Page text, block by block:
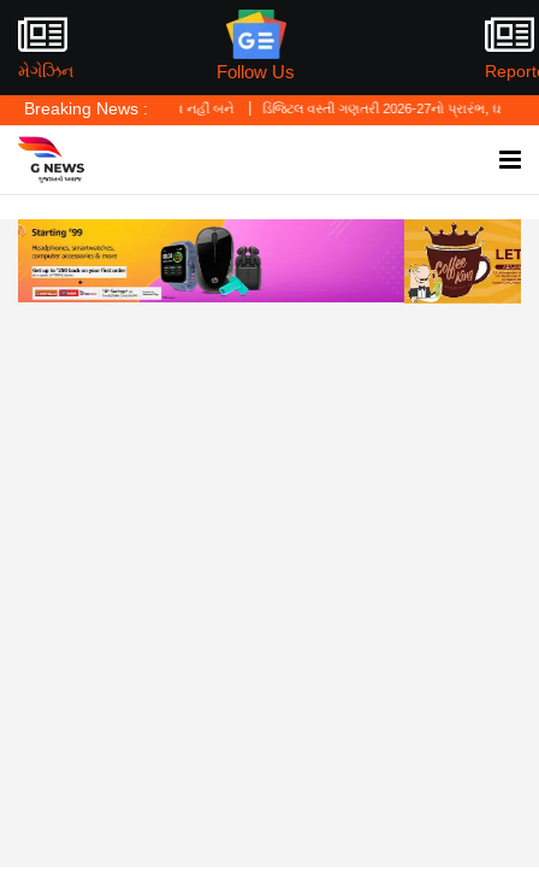
મેગેઝિન Follow Us
Breaking News :
નહીં બને ડિજિટલ વસ્તી ગણતરી 2026-27નો પ્રારંભ, ઘર બેઠા આજે જ તમારાથી શરુઆત